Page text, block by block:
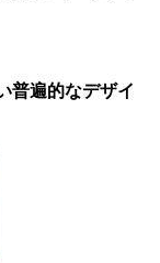
普遍的なデザイ